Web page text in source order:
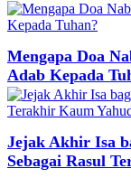
Mengapa Doa
Adab Kepada
Jejak Akhir Isa
Sebagai Rasul